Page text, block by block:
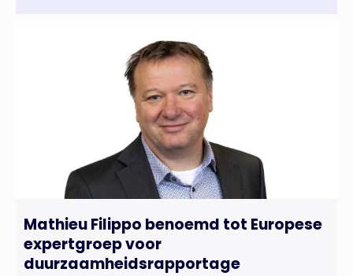
Mathieu Filippo benoemd tot Europese
expertgroep voor
duurzaamheidsrapportage